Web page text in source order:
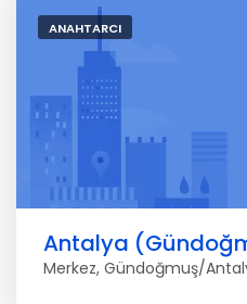
ANAHTARCI
Antalya
Merkez, Gündoğmuş/